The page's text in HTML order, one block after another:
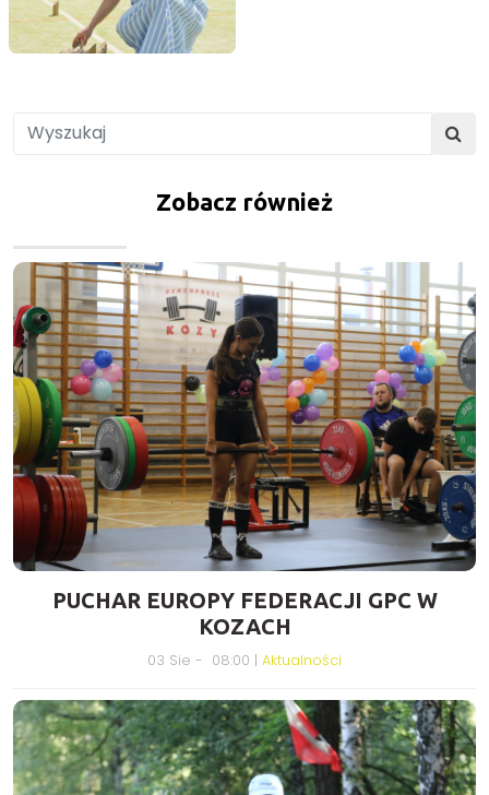
Zobacz również
PUCHAR EUROPY FEDERACJI GPC W
KOZACH
03 Sie - 08:00 | Aktualności